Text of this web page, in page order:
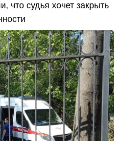
что судья хочет закрыть